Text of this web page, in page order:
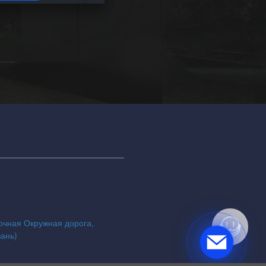
Окружная дорога,